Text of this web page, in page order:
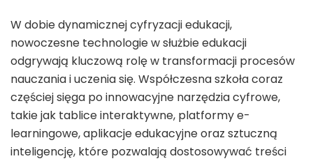
W dobie dynamicznej cyfryzacji edukacji,
nowoczesne technologie w służbie edukacji
odgrywają kluczową rolę w transformacji procesów
nauczania i uczenia się. Współczesna szkoła coraz
częściej sięga po innowacyjne narzędzia cyfrowe,
takie jak tablice interaktywne, platformy e-
learningowe, aplikacje edukacyjne oraz sztuczną
inteligencję, które pozwalają dostosowywać treści